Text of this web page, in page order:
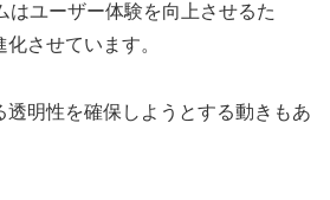
はユーザー体験を向上させるた
させています。
透明性を確保しようとする動きもあ